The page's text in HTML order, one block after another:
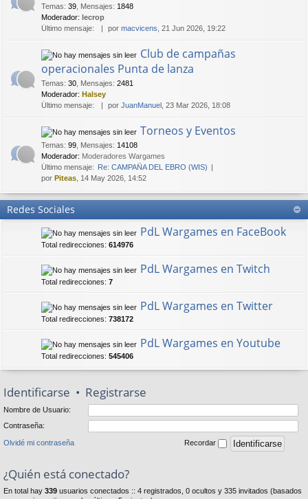
Temas: 39 Mensajes: 1848
Moderador: lecrop
Último mensaje:
por macvicens , 21 Jun 2026, 19:22
Club de campañas
operacionales Punta de lanza
Temas: 30 Mensajes: 2481
Moderador: Halsey
Último mensaje:
por JuanManuel , 23 Mar 2026, 18:08
Torneos y Eventos
Temas: 99 Mensajes: 14108
Moderador: Moderadores Wargames
Último mensaje: Re: CAMPAÑA DEL EBRO (WIS)
por Piteas , 14 May 2026, 14:52
Redes Sociales
PdL Wargames en FaceBook
Total redirecciones: 614976
PdL Wargames en Twitch
Total redirecciones: 7
PdL Wargames en Twitter
Total redirecciones: 738172
PdL Wargames en Youtube
Total redirecciones: 545406
Identificarse • Registrarse
Nombre de Usuario:
Contraseña:
Olvidé mi contraseña Recordar
¿Quién está conectado?
En total hay 339 usuarios conectados :: 4 registrados, 0 ocultos y 335 invitados (basados